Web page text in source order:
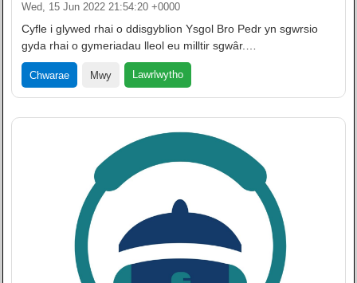
Wed, 15 Jun 2022 21:54:20 +0000
Cyfle i glywed rhai o ddisgyblion Ysgol Bro Pedr yn sgwrsio
gyda rhai o gymeriadau lleol eu milltir sgwâr.…
Chwarae Mwy Lawrlwytho